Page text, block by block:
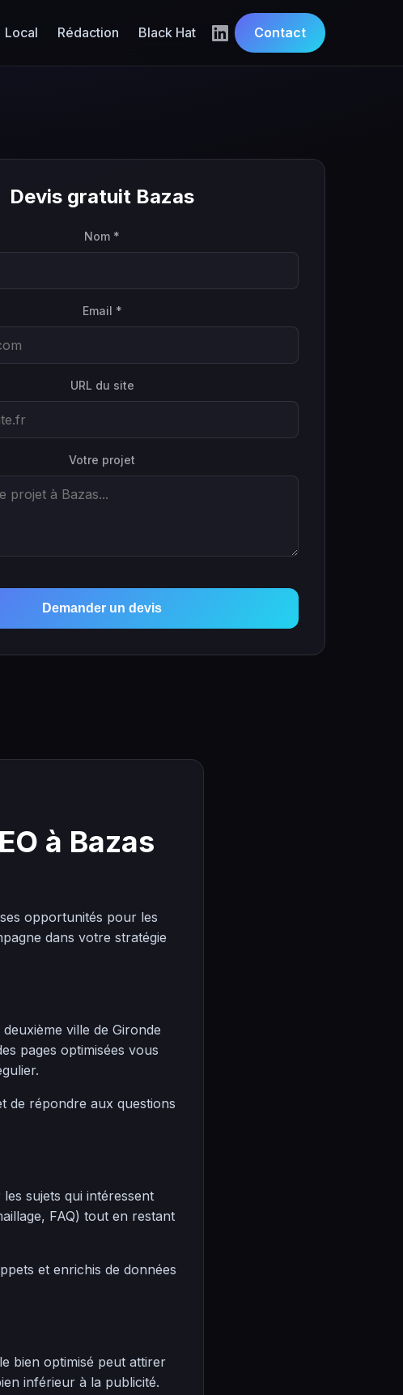
Local Rédaction Black Hat Contact
Devis gratuit Bazas
Nom *
Email *
URL du site
Votre projet
Demander un devis
à Bazas
opportunités pour les
dans votre stratégie
ville de Gironde
pages optimisées vous
de répondre aux questions
sujets qui intéressent
FAQ) tout en restant
et enrichis de données
bien optimisé peut attirer
inférieur à la publicité.